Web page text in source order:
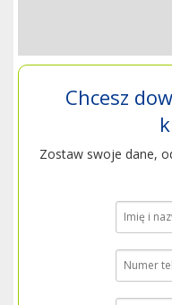
Chcesz
Zostaw swoje dane,